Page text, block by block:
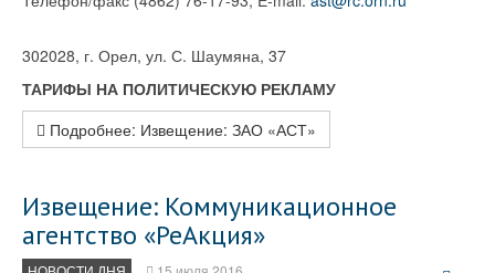
302028, г. Орел, ул. С. Шаумяна, 37
ТАРИФЫ НА ПОЛИТИЧЕСКУЮ РЕКЛАМУ
Подробнее: Извещение: ЗАО «АСТ»
Извещение: Коммуникационное
агентство «РеАкция»